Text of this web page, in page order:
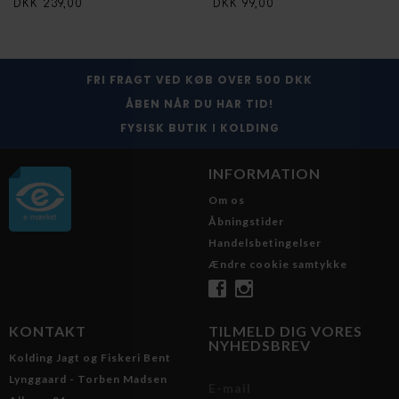
DKK 239,00 DKK 99,00
FRI FRAGT VED KØB OVER 500 DKK
ÅBEN NÅR DU HAR TID!
FYSISK BUTIK I KOLDING
INFORMATION
Om os
Åbningstider
Handelsbetingelser
Ændre cookie samtykke
KONTAKT
Kolding Jagt og Fiskeri Bent
Lynggaard - Torben Madsen
TILMELD DIG VORES
NYHEDSBREV